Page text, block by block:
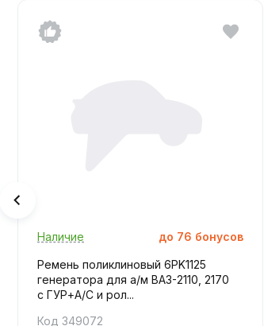
Наличие до 76 бонусов
Ремень поликлиновый 6PK1125
генератора для а/м ВАЗ-2110, 2170
с ГУР+А/С и рол...
Код 349072